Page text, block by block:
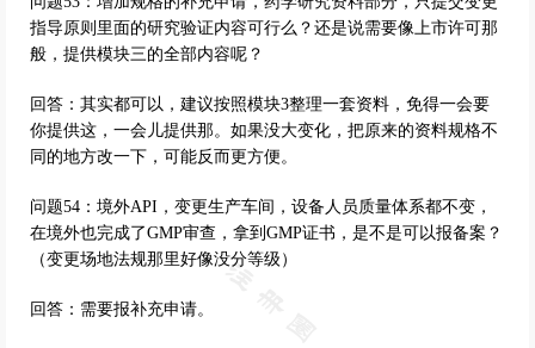
指导原则里面的研究验证内容可行么？还是说需要像上市许可那
般，提供模块三的全部内容呢？
回答：其实都可以，建议按照模块3整理一套资料，免得一会要
你提供这，一会儿提供那。如果没大变化，把原来的资料规格不
同的地方改一下，可能反而更方便。
问题54：境外API，变更生产车间，设备人员质量体系都不变，
在境外也完成了GMP审查，拿到GMP证书，是不是可以报备案？
（变更场地法规那里好像没分等级）
回答：需要报补充申请。